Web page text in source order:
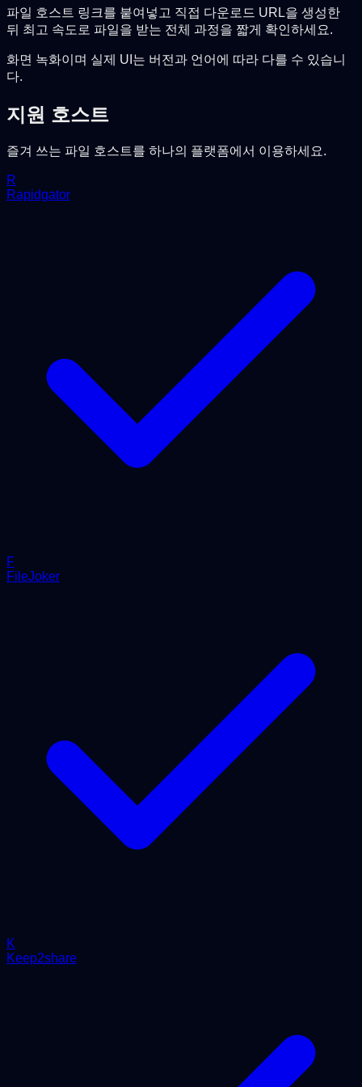
파일 호스트 링크를 붙여넣고 직접 다운로드 URL을 생성한
뒤 최고 속도로 파일을 받는 전체 과정을 짧게 확인하세요.
화면 녹화이며 실제 UI는 버전과 언어에 따라 다를 수 있습니
다.
지원 호스트
즐겨 쓰는 파일 호스트를 하나의 플랫폼에서 이용하세요.
R
Rapidgator
F
FileJoker
K
Keep2share